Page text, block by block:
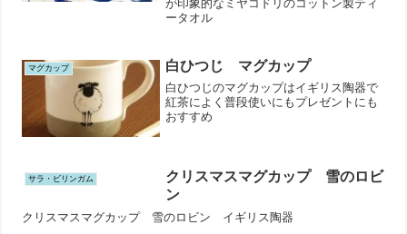
が印象的なミヤコドリのコットン製ティ
ータオル
マグカップ 白ひつじ マグカップ
白ひつじのマグカップはイギリス陶器で
紅茶によく普段使いにもプレゼントにも
おすすめ
サラ・ビリンガム
クリスマスマグカップ 雪のロビ
ン
クリスマスマグカップ 雪のロビン イギリス陶器